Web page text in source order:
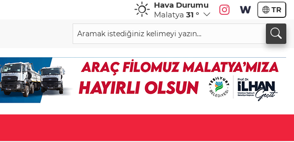
Hava Durumu
Malatya 31 ° TR